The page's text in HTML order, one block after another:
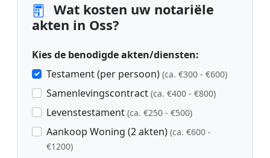
Wat kosten uw notariële
akten in Oss?
Kies de benodigde akten/diensten:
Testament (per persoon) (ca. €300 - €600)
Samenlevingscontract (ca. €400 - €800)
Levenstestament (ca. €250 - €500)
Aankoop Woning (2 akten) (ca. €600 -
€1200)